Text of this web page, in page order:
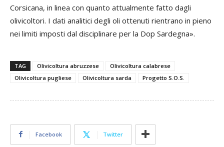
Corsicana, in linea con quanto attualmente fatto dagli
olivicoltori. I dati analitici degli oli ottenuti rientrano in pieno
nei limiti imposti dal disciplinare per la Dop Sardegna».
TAG Olivicoltura abruzzese
Olivicoltura calabrese
Olivicoltura pugliese
Olivicoltura sarda Progetto S.O.S.
Facebook Twitter